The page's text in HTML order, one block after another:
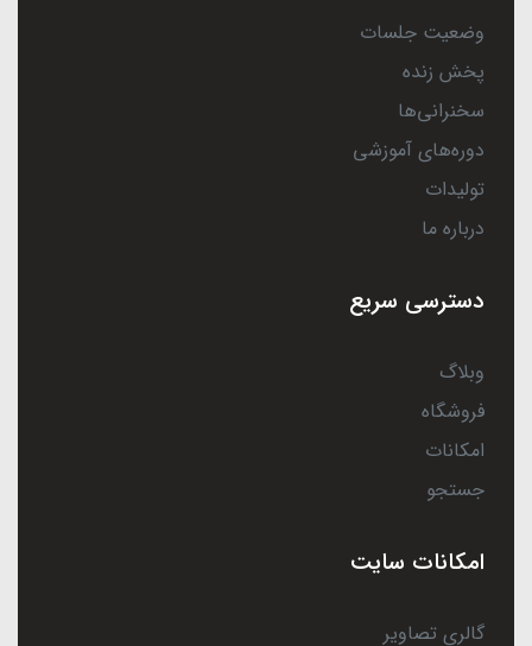
وضعیت جلسات
پخش زنده
سخنرانی‌ها
دوره‌های آموزشی
تولیدات
درباره ما
دسترسی سریع
وبلاگ
فروشگاه
امکانات
جستجو
امکانات سایت
گالری تصاویر